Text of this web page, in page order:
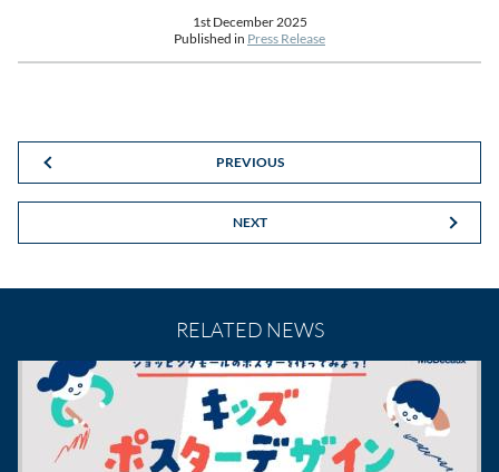
1st December 2025
Published in Press Release
PREVIOUS
NEXT
RELATED NEWS